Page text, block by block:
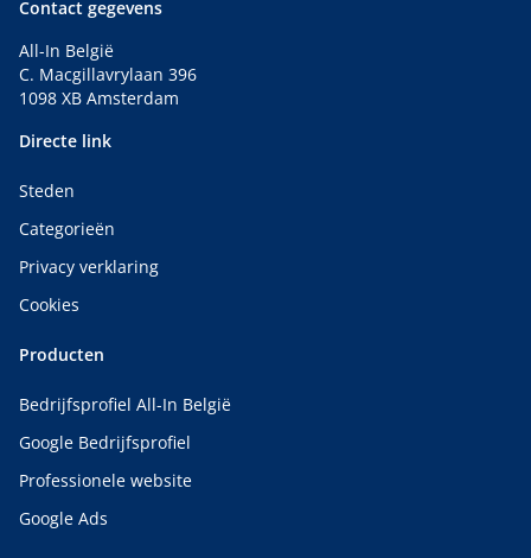
Contact gegevens
All-In België
C. Macgillavrylaan 396
1098 XB Amsterdam
Directe link
Steden
Categorieën
Privacy verklaring
Cookies
Producten
Bedrijfsprofiel All-In België
Google Bedrijfsprofiel
Professionele website
Google Ads